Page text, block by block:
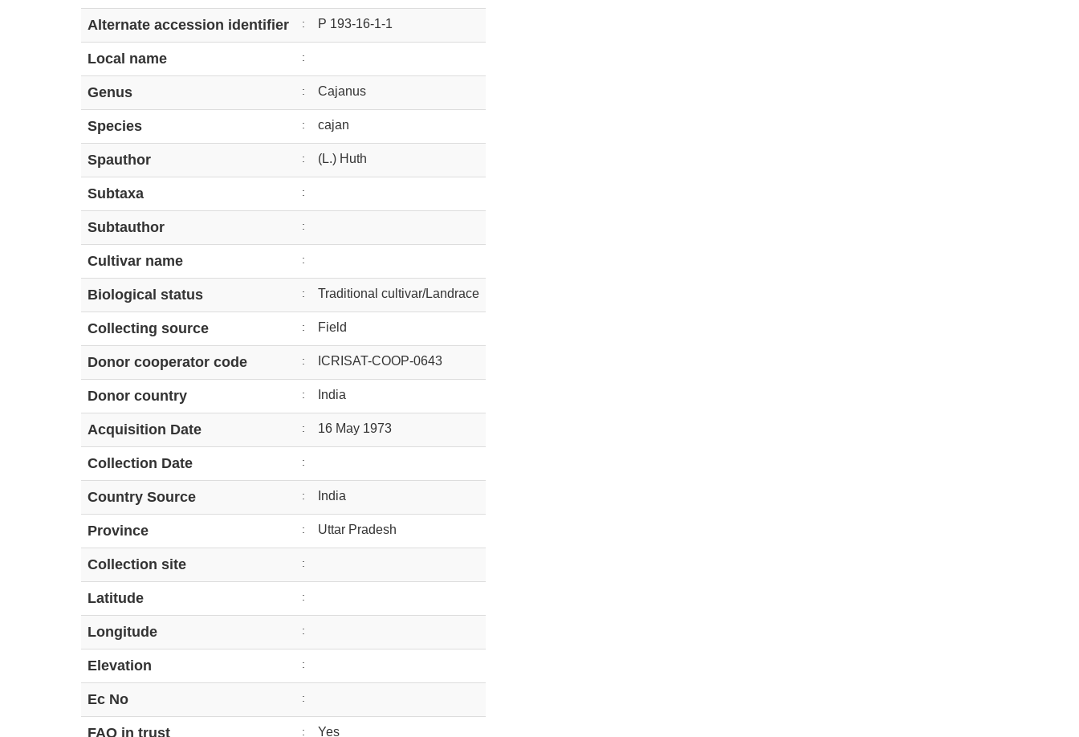
Alternate accession identifier : P 193-16-1-1
Local name :
Genus : Cajanus
Species : cajan
Spauthor : (L.) Huth
Subtaxa :
Subtauthor :
Cultivar name :
Biological status : Traditional cultivar/Landrace
Collecting source : Field
Donor cooperator code : ICRISAT-COOP-0643
Donor country : India
Acquisition Date : 16 May 1973
Collection Date :
Country Source : India
Province : Uttar Pradesh
Collection site :
Latitude :
Longitude :
Elevation :
Ec No :
FAO in trust : Yes